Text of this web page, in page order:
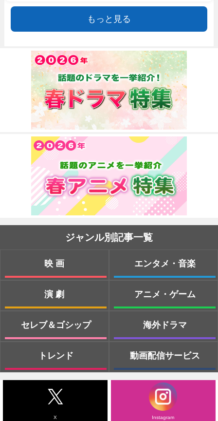
もっと見る
ジャンル別記事一覧
映画
演劇
セレブ＆ゴシップ
トレンド
エンタメ・音楽
アニメ・ゲーム
海外ドラマ
動画配信サービス
X Instagram